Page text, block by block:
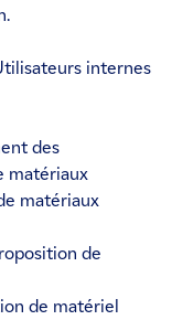
internes
des
matériaux
matériaux
de
de matériel